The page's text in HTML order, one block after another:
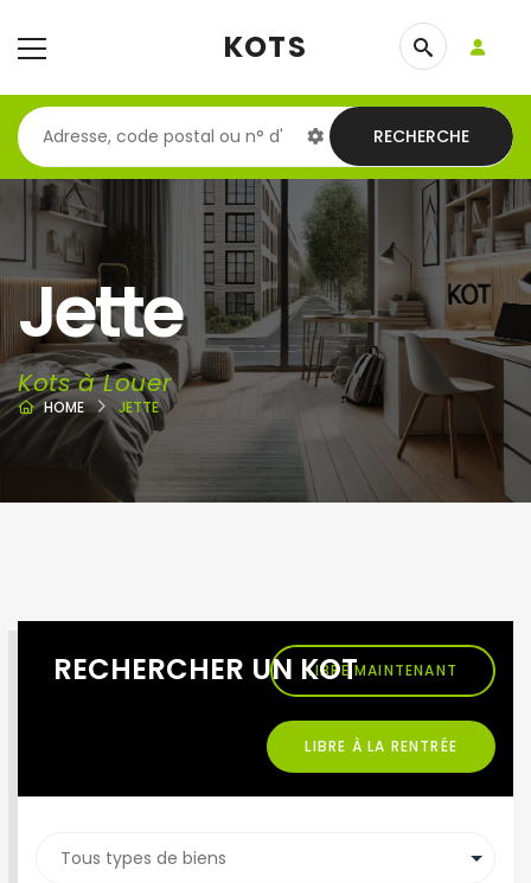
KOTS
RECHERCHE
Jette
Kots à Louer
HOME JETTE
RECHERCHER UN KOTLIBRE MAINTENANT
LIBRE À LA RENTRÉE